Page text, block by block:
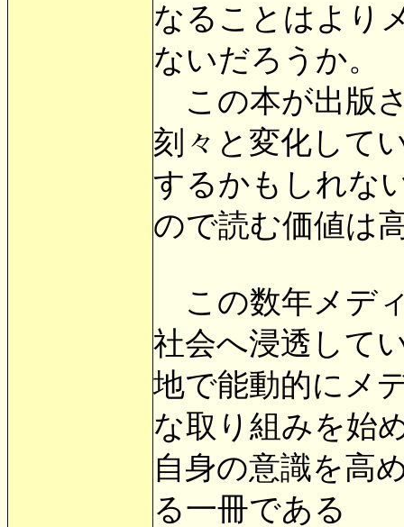
なることはより
ないだろうか。
この本が出版
刻々と変化して
するかもしれな
ので読む価値は
この数年メデ
社会へ浸透して
地で能動的にメ
な取り組みを始
自身の意識を高
る一冊である